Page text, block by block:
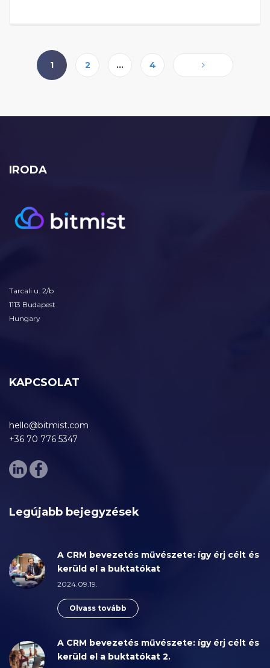
1 2 … 4
IRODA
Tarcali u. 2/b
1113 Budapest
Hungary
KAPCSOLAT
hello@bitmist.com
+36 70 776 5347
Legújabb bejegyzések
A CRM bevezetés művészete: így érj célt és
kerüld el a buktatókat
2024.09.19.
Olvass tovább
A CRM bevezetés művészete: így érj célt és
kerüld el a buktatókat 2.